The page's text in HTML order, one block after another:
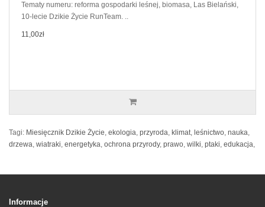
Tematy numeru: reforma gospodarki leśnej, biomasa, Las Bielański,
10-lecie Dzikie Życie RunTeam. ..
11,00zł
Tagi: Miesięcznik Dzikie Życie, ekologia, przyroda, klimat, leśnictwo, nauka,
drzewa, wiatraki, energetyka, ochrona przyrody, prawo, wilki, ptaki, edukacja,
Informacje